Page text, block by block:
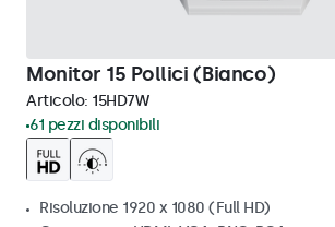
Monitor 15 Pollici (Bianco)
Articolo: 15HD7W
61 pezzi disponibili
Risoluzione 1920 x 1080 (Full HD)